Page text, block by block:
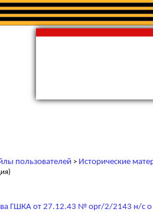
пользователей > Исторические
ГШКА от 27.12.43 № орг/2/2143 н/с о